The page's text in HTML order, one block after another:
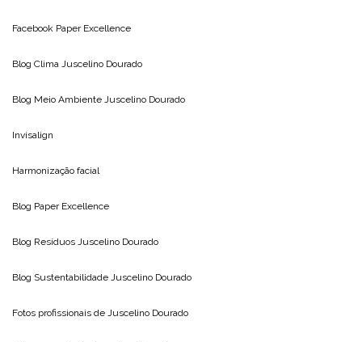
Facebook Paper Excellence
Blog Clima Juscelino Dourado
Blog Meio Ambiente Juscelino Dourado
Invisalign
Harmonização facial
Blog Paper Excellence
Blog Resíduos Juscelino Dourado
Blog Sustentabilidade Juscelino Dourado
Fotos profissionais de Juscelino Dourado